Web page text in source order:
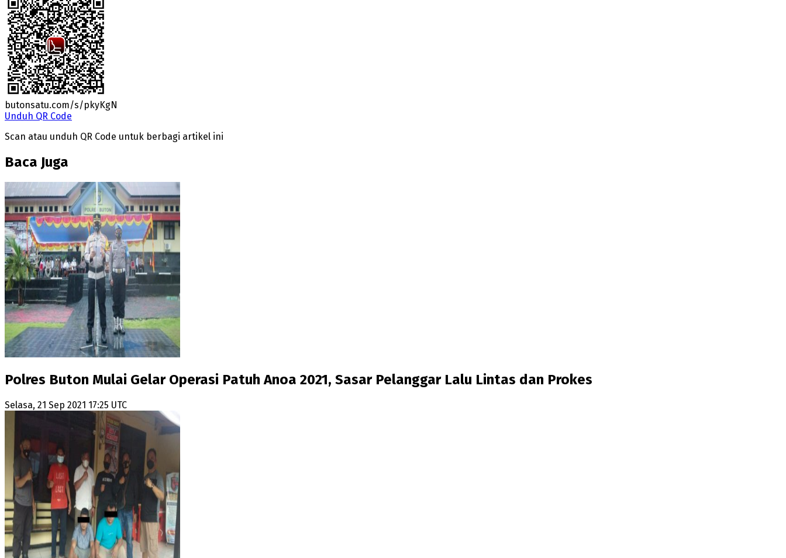
butonsatu.com/s/pkyKgN
Unduh QR Code
Scan atau unduh QR Code untuk berbagi artikel ini
Baca Juga
Polres Buton Mulai Gelar Operasi Patuh Anoa 2021, Sasar Pelanggar Lalu Lintas dan Prokes
Selasa, 21 Sep 2021 17:25 UTC